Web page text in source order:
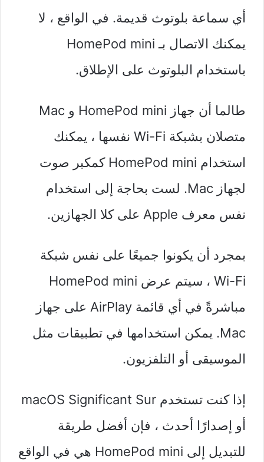
أي سماعة بلوتوث قديمة. في الواقع ، لا
يمكنك الاتصال بـ HomePod mini
باستخدام البلوتوث على الإطلاق.
طالما أن جهاز HomePod mini و Mac
متصلان بشبكة Wi-Fi نفسها ، يمكنك
استخدام HomePod mini كمكبر صوت
لجهاز Mac. لست بحاجة إلى استخدام
نفس معرف Apple على كلا الجهازين.
بمجرد أن يكونوا جميعًا على نفس شبكة
Wi-Fi ، سيتم عرض HomePod mini
مباشرةً في أي قائمة AirPlay على جهاز
Mac. يمكن استخدامها في تطبيقات مثل
الموسيقى أو التلفزيون.
إذا كنت تستخدم macOS Significant Sur
أو إصدارًا أحدث ، فإن أفضل طريقة
للتبديل إلى HomePod mini هي في الواقع